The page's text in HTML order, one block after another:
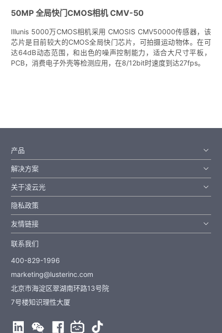
50MP 全局快门CMOS相机 CMV-50
Illunis 5000万CMOS相机采用 CMOSIS CMV50000传感器，该
芯片是目前较大的CMOS全局快门芯片，可拍摄运动物体。在可
达64dB动态范围，和出色的噪声控制能力，适合大尺寸平板，
PCB，消费电子外壳等检测应用，在8/12bit时速度到达27fps。
产品
解决方案
关于凌云光
隐私政策
友情链接
联系我们
400-829-1996
marketing@lusterinc.com
北京市海淀区翠湖南环路13号院
7号楼知识理性大厦